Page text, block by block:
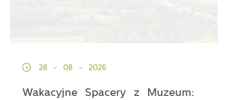
28 - 08 - 2026
Wakacyjne Spacery z Muzeum: